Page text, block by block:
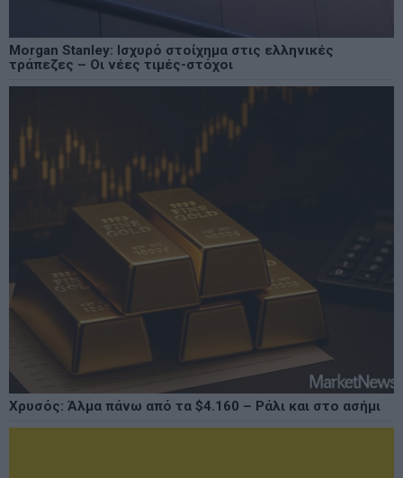
Morgan Stanley: Ισχυρό στοίχημα στις ελληνικές
τράπεζες – Οι νέες τιμές-στόχοι
Χρυσός: Άλμα πάνω από τα $4.160 – Ράλι και στο ασήμι